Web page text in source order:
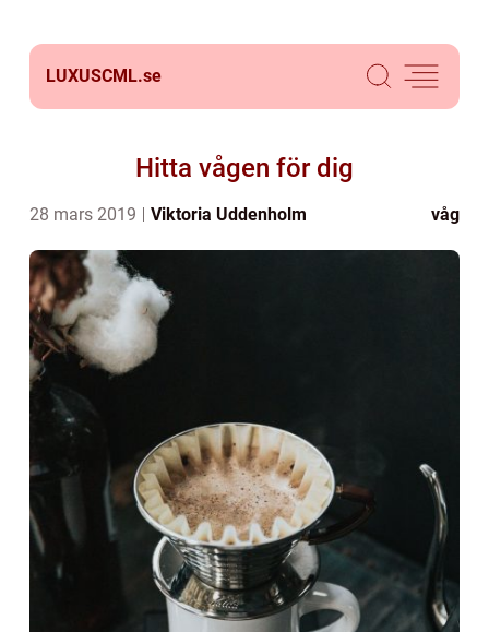
LUXUSCML.se
Hitta vågen för dig
28 mars 2019 Viktoria Uddenholm våg